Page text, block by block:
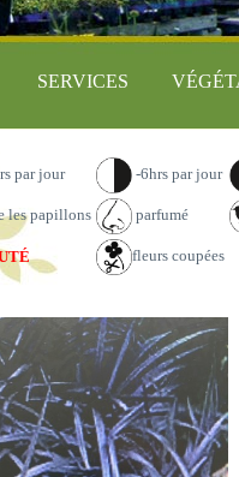
SERVICES
par jour -6hrs par jour
les papillons parfumé
fleurs coupées